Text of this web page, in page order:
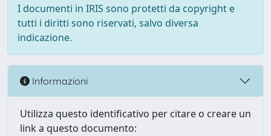
I documenti in IRIS sono protetti da copyright e
tutti i diritti sono riservati, salvo diversa
indicazione.
Informazioni
Utilizza questo identificativo per citare o creare un
link a questo documento: